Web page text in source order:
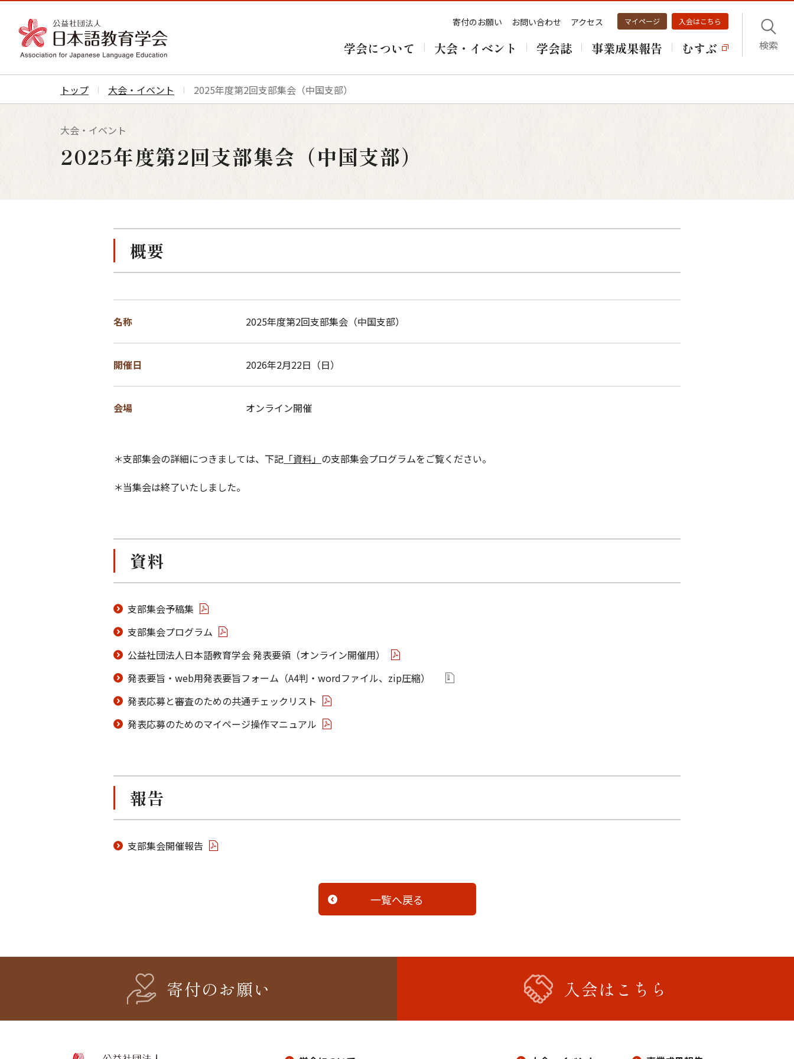
寄付のお願い お問い合わせ アクセス マイページ 入会はこちら
学会について 大会・イベント 学会誌 事業成果報告 むすぶ 検索
トップ 大会・イベント 2025年度第2回支部集会（中国支部）
大会・イベント
2025年度第2回支部集会（中国支部）
概要
名称 2025年度第2回支部集会（中国支部）
開催日 2026年2月22日（日）
会場 オンライン開催
＊支部集会の詳細につきましては、下記 「資料」 の支部集会プログラムをご覧ください。
＊当集会は終了いたしました。
資料
支部集会予稿集
支部集会プログラム
公益社団法人日本語教育学会 発表要領（オンライン開催用）
発表要旨・web用発表要旨フォーム（A4判・wordファイル、zip圧縮）
発表応募と審査のための共通チェックリスト
発表応募のためのマイページ操作マニュアル
報告
支部集会開催報告
一覧へ戻る
寄付のお願い 入会はこちら